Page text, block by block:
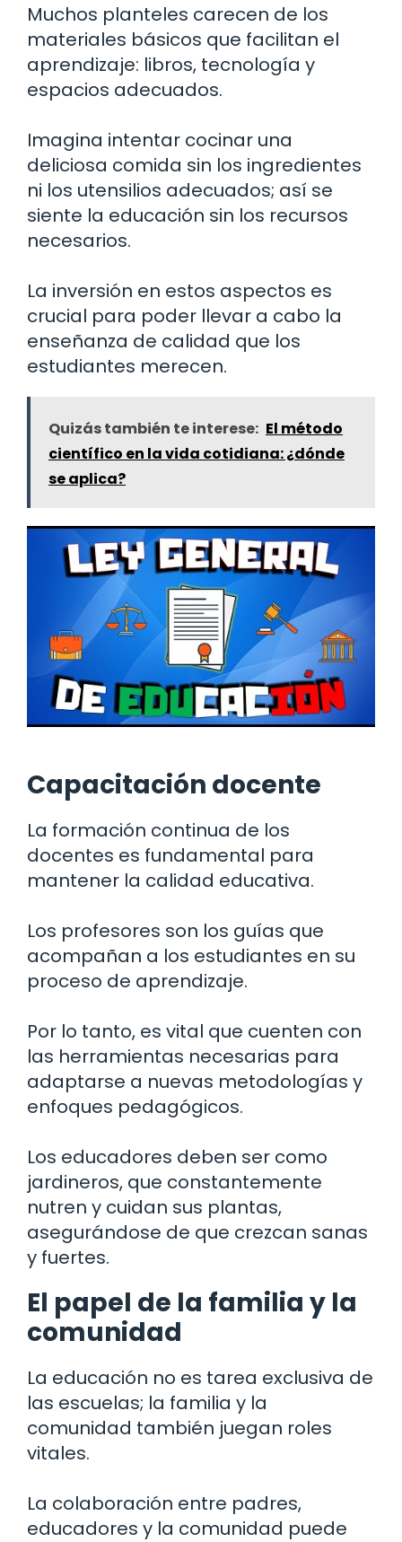
Muchos planteles carecen de los
materiales básicos que facilitan el
aprendizaje: libros, tecnología y
espacios adecuados.
Imagina intentar cocinar una
deliciosa comida sin los ingredientes
ni los utensilios adecuados; así se
siente la educación sin los recursos
necesarios.
La inversión en estos aspectos es
crucial para poder llevar a cabo la
enseñanza de calidad que los
estudiantes merecen.
Quizás también te interese: El método
científico en la vida cotidiana: ¿dónde
se aplica?
Capacitación docente
La formación continua de los
docentes es fundamental para
mantener la calidad educativa.
Los profesores son los guías que
acompañan a los estudiantes en su
proceso de aprendizaje.
Por lo tanto, es vital que cuenten con
las herramientas necesarias para
adaptarse a nuevas metodologías y
enfoques pedagógicos.
Los educadores deben ser como
jardineros, que constantemente
nutren y cuidan sus plantas,
asegurándose de que crezcan sanas
y fuertes.
El papel de la familia y la
comunidad
La educación no es tarea exclusiva de
las escuelas; la familia y la
comunidad también juegan roles
vitales.
La colaboración entre padres,
educadores y la comunidad puede